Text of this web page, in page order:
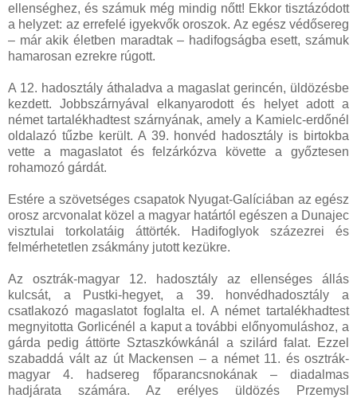
ellenséghez, és számuk még mindig nőtt! Ekkor tisztázódott
a helyzet: az errefelé igyekvők oroszok. Az egész védősereg
– már akik életben maradtak – hadifogságba esett, számuk
hamarosan ezrekre rúgott.
A 12. hadosztály áthaladva a magaslat gerincén, üldözésbe
kezdett. Jobbszárnyával elkanyarodott és helyet adott a
német tartalékhadtest szárnyának, amely a Kamielc-erdőnél
oldalazó tűzbe került. A 39. honvéd hadosztály is birtokba
vette a magaslatot és felzárkózva követte a győztesen
rohamozó gárdát.
Estére a szövetséges csapatok Nyugat-Galíciában az egész
orosz arcvonalat közel a magyar határtól egészen a Dunajec
visztulai torkolatáig áttörték. Hadifoglyok százezrei és
felmérhetetlen zsákmány jutott kezükre.
Az osztrák-magyar 12. hadosztály az ellenséges állás
kulcsát, a Pustki-hegyet, a 39. honvédhadosztály a
csatlakozó magaslatot foglalta el. A német tartalékhadtest
megnyitotta Gorlicénél a kaput a további előnyomuláshoz, a
gárda pedig áttörte Sztaszkówkánál a szilárd falat. Ezzel
szabaddá vált az út Mackensen – a német 11. és osztrák-
magyar 4. hadsereg főparancsnokának – diadalmas
hadjárata számára. Az erélyes üldözés Przemysl